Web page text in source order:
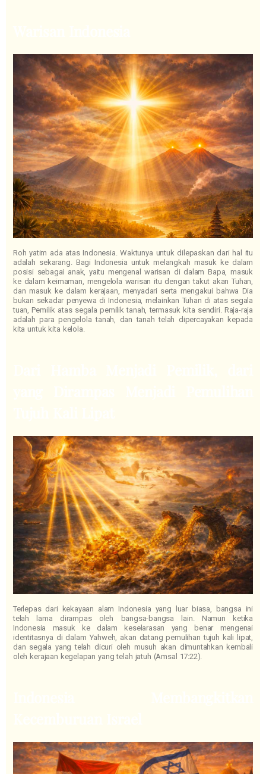
Roh yatim ada atas Indonesia. Waktunya untuk dilepaskan dari hal itu
adalah sekarang. Bagi Indonesia untuk melangkah masuk ke dalam
posisi sebagai anak, yaitu mengenal warisan di dalam Bapa, masuk
ke dalam keimaman, mengelola warisan itu dengan takut akan Tuhan,
dan masuk ke dalam kerajaan, menyadari serta mengakui bahwa Dia
bukan sekadar penyewa di Indonesia, melainkan Tuhan di atas segala
tuan, Pemilik atas segala pemilik tanah, termasuk kita sendiri. Raja-raja
adalah para pengelola tanah, dan tanah telah dipercayakan kepada
kita untuk kita kelola.
Terlepas dari kekayaan alam Indonesia yang luar biasa, bangsa ini
telah lama dirampas oleh bangsa-bangsa lain. Namun ketika
Indonesia masuk ke dalam keselarasan yang benar mengenai
identitasnya di dalam Yahweh, akan datang pemulihan tujuh kali lipat,
dan segala yang telah dicuri oleh musuh akan dimuntahkan kembali
oleh kerajaan kegelapan yang telah jatuh (Amsal 17:22).